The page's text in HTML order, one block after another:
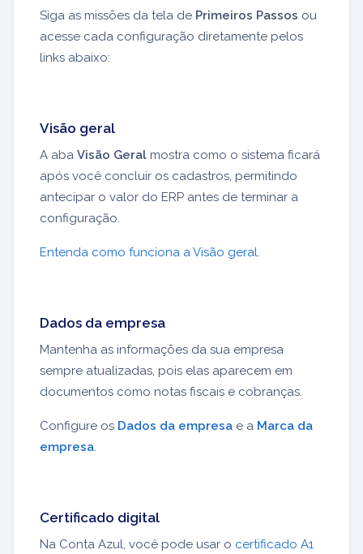
Siga as missões da tela de Primeiros Passos ou
acesse cada configuração diretamente pelos
links abaixo:
Visão geral
A aba Visão Geral mostra como o sistema ficará
após você concluir os cadastros, permitindo
antecipar o valor do ERP antes de terminar a
configuração.
Entenda como funciona a Visão geral.
Dados da empresa
Mantenha as informações da sua empresa
sempre atualizadas, pois elas aparecem em
documentos como notas fiscais e cobranças.
Configure os Dados da empresa e a Marca da
empresa.
Certificado digital
Na Conta Azul, você pode usar o certificado A1